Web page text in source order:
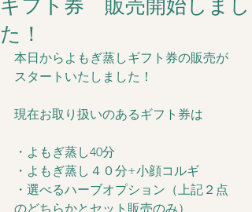
ギフト券 販売開始しまし
た！
本日からよもぎ蒸しギフト券の販売が
スタートいたしました！
現在お取り扱いのあるギフト券は
・よもぎ蒸し40分
・よもぎ蒸し４０分+小顔コルギ
・選べるハーブオプション（上記２点
のどちらかとセット販売のみ）